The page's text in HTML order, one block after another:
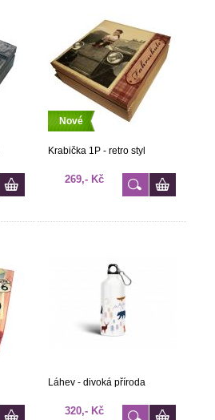
Nové
Krabička 1P - retro styl
269,- Kč
Láhev - divoká příroda
320,- Kč